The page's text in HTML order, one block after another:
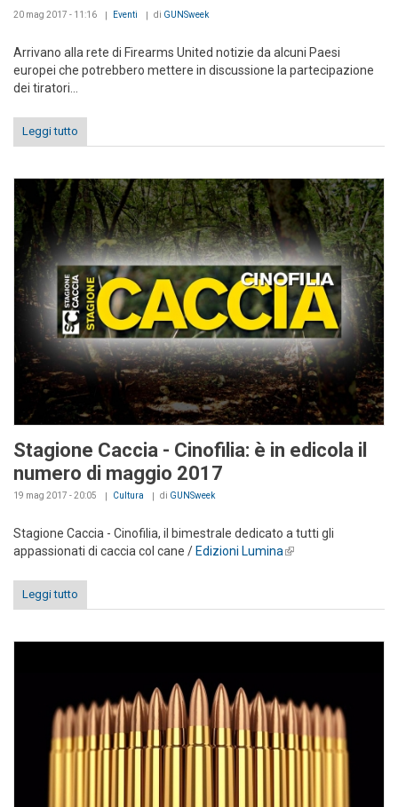
20 mag 2017 - 11:16 Eventi di GUNSweek
Arrivano alla rete di Firearms United notizie da alcuni Paesi
europei che potrebbero mettere in discussione la partecipazione
dei tiratori...
Leggi tutto
Stagione Caccia - Cinofilia: è in edicola il
numero di maggio 2017
19 mag 2017 - 20:05 Cultura di GUNSweek
Stagione Caccia - Cinofilia, il bimestrale dedicato a tutti gli
appassionati di caccia col cane / Edizioni Lumina(link is external)
Leggi tutto